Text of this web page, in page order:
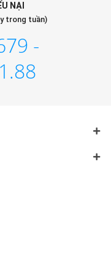
NẠI
trong tuần)
-